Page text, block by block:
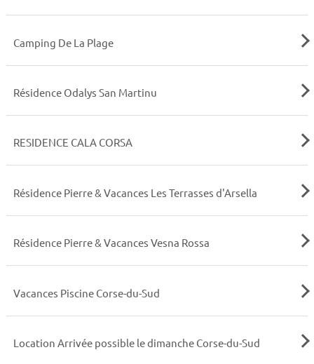
Camping De La Plage
Résidence Odalys San Martinu
RESIDENCE CALA CORSA
Résidence Pierre & Vacances Les Terrasses d'Arsella
Résidence Pierre & Vacances Vesna Rossa
Vacances Piscine Corse-du-Sud
Location Arrivée possible le dimanche Corse-du-Sud